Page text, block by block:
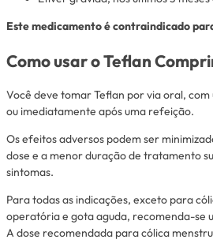
Este medicamento é contraindicado
Como usar o Teflan
Você deve tomar Teflan por via oral,
ou imediatamente após uma refeição.
Os efeitos adversos podem ser
dose e a menor duração de tratamento
sintomas.
Para todas as indicações, exceto para
operatória e gota aguda, recomenda-se
A dose recomendada para cólica